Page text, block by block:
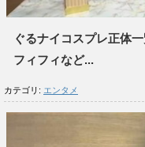
ぐるナイコスプレ正体
フィフィなど...
カテゴリ: エンタメ